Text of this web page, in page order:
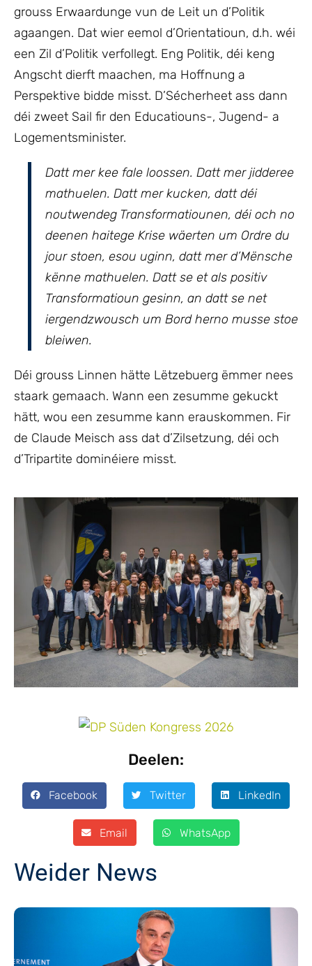
grouss Erwaardunge vun de Leit un d’Politik
agaangen. Dat wier eemol d’Orientatioun, d.h. wéi
een Zil d’Politik verfollegt. Eng Politik, déi keng
Angscht dierft maachen, ma Hoffnung a
Perspektive bidde misst. D’Sécherheet ass dann
déi zweet Sail fir den Educatiouns-, Jugend- a
Logementsminister.
Datt mer kee fale loossen. Datt mer jidderee
mathuelen. Datt mer kucken, datt déi
noutwendeg Transformatiounen, déi och no
deenen haitege Krise wäerten um Ordre du
jour stoen, esou uginn, datt mer d’Mënsche
kënne mathuelen. Datt se et als positiv
Transformatioun gesinn, an datt se net
iergendzwousch um Bord herno musse stoe
bleiwen.
Déi grouss Linnen hätte Lëtzebuerg ëmmer nees
staark gemaach. Wann een zesumme gekuckt
hätt, wou een zesumme kann erauskommen. Fir
de Claude Meisch ass dat d’Zilsetzung, déi och
d’Tripartite dominéiere misst.
Deelen:
Facebook Twitter LinkedIn
Email WhatsApp
Weider News